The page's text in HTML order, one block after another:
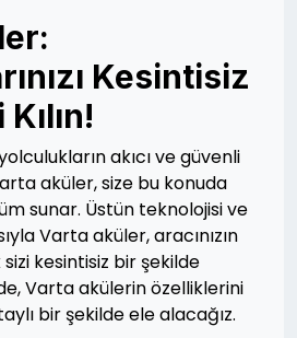
Kesintisiz
akıcı ve güvenli
aküler, size bu konuda
sunar. Üstün teknolojisi ve
Varta aküler, aracınızın
kesintisiz bir şekilde
Varta akülerin özelliklerini
bir şekilde ele alacağız.